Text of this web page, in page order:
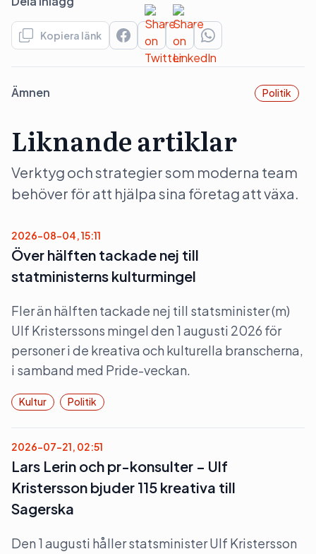
Kopiera länk
Ämnen Politik
Liknande artiklar
Verktyg och strategier som moderna team
behöver för att hjälpa sina företag att växa.
2026-08-04, 15:11
Över hälften tackade nej till
statministerns kulturmingel
Fler än hälften tackade nej till statsminister (m)
Ulf Kristerssons mingel den 1 augusti 2026 för
personer i de kreativa och kulturella branscherna,
i samband med Pride-veckan.
Kultur Politik
2026-07-21, 02:51
Lars Lerin och pr-konsulter – Ulf
Kristersson bjuder 115 kreativa till
Sagerska
Den 1 augusti håller statsminister Ulf Kristersson